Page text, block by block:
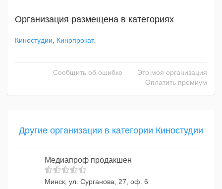
Организация размещена в категориях
Киностудии Кинопрокат.
Сообщить об ошибке
Это моя организация
Оплатить премиум
Другие организации в категории Киностудии
Медиапроф продакшен
Минск, ул. Сурганова, 27, оф. 6